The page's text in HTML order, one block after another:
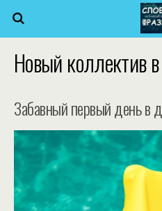
Новый коллектив
Забавный первый день в